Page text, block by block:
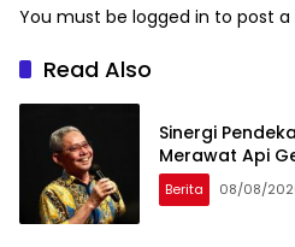
You must be logged in to post
Read Also
Sinergi
Merawat Api
Berita 08/08/